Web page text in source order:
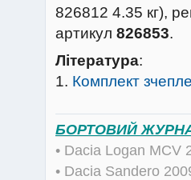
826812 4.35 кг),
артикул 826853.
Література:
1. Комплект
БОРТОВИЙ
• Dacia Logan
• Dacia Sandero